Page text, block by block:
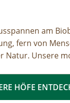
am
fern von
Natur. Unsere
direkt am Hof.
haben wir einen
HÖFE